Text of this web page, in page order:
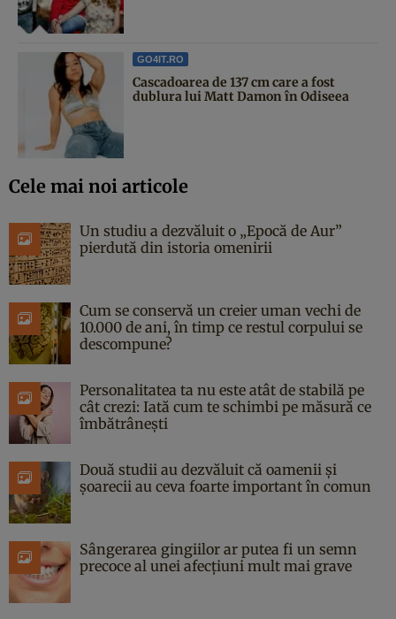
GO4IT.RO
Cascadoarea de 137 cm care a fost
dublura lui Matt Damon în Odiseea
Cele mai noi articole
Un studiu a dezvăluit o „Epocă de Aur”
pierdută din istoria omenirii
Cum se conservă un creier uman vechi de
10.000 de ani, în timp ce restul corpului se
descompune?
Personalitatea ta nu este atât de stabilă pe
cât crezi: Iată cum te schimbi pe măsură ce
îmbătrânești
Două studii au dezvăluit că oamenii și
șoarecii au ceva foarte important în comun
Sângerarea gingiilor ar putea fi un semn
precoce al unei afecțiuni mult mai grave